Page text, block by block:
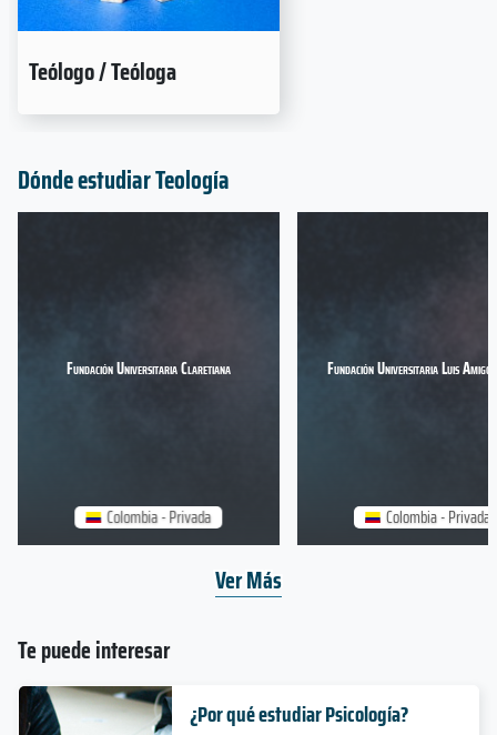
Teólogo / Teóloga
Te puede interesar
¿Por qué estudiar Psicología?
Dónde estudiar Teología
Colombia - Privada
Fundación Universitaria Claretiana
Colombia - Privada
Fundación Universitaria Luis Amigo
Ver Más